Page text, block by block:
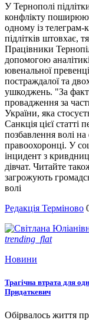
У Тернополі
конфлікту
одному із телеграм-
підлітків штовхає,
Працівники
допомогою
ювенальної
постраждалої та
ушкоджень. "За
провадження за
України, яка
Санкція цієї статті
позбавлення волі
правоохоронці. У
інцидент з
дівчат. Читайте
загрожують
волі
Редакція Терміново
trending_flat
Новини
Трагічна втрата для
Придаткевич
Обірвалось життя